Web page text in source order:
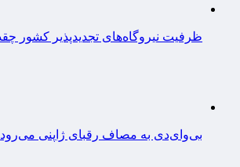
ظرفیت نیروگاه‌های تجدیدپذیر کشور
بی‌وای‌دی به مصاف رقبای ژاپنی می‌رود